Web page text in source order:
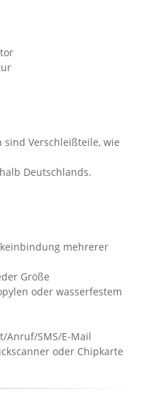
sind Verschleißteile, wie
Deutschlands.
mehrerer
Größe
oder wasserfestem
Anruf/SMS/E-Mail
oder Chipkarte